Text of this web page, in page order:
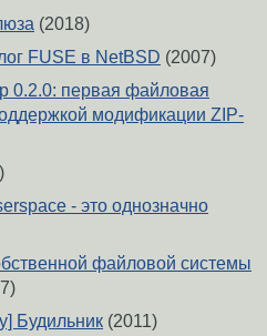
(2018)
FUSE в NetBSD (2007)
0.2.0: первая файловая
модификации ZIP-
- это однозначно
файловой системы
Будильник (2011)